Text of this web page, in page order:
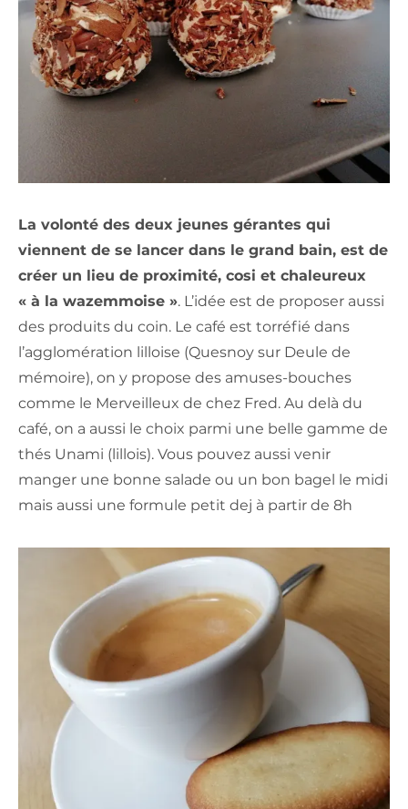
La volonté des deux jeunes gérantes qui
viennent de se lancer dans le grand bain, est de
créer un lieu de proximité, cosi et chaleureux
« à la wazemmoise ». L’idée est de proposer aussi
des produits du coin. Le café est torréfié dans
l’agglomération lilloise (Quesnoy sur Deule de
mémoire), on y propose des amuses-bouches
comme le Merveilleux de chez Fred. Au delà du
café, on a aussi le choix parmi une belle gamme de
thés Unami (lillois). Vous pouvez aussi venir
manger une bonne salade ou un bon bagel le midi
mais aussi une formule petit dej à partir de 8h